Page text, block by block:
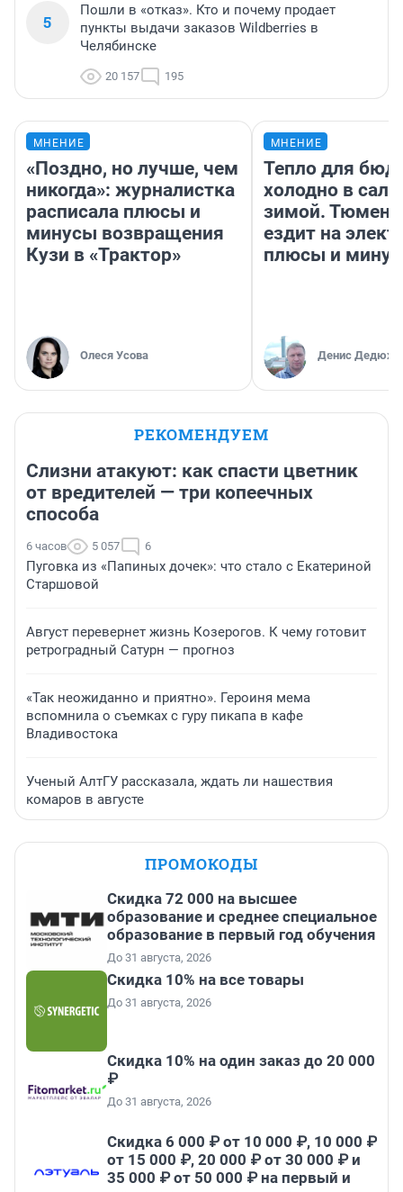
5
Пошли в «отказ». Кто и почему продает
пункты выдачи заказов Wildberries в
Челябинске
20 157 195
МНЕНИЕ
«Поздно, но лучше, чем
никогда»: журналистка
расписала плюсы и
минусы возвращения
Кузи в «Трактор»
Олеся Усова
МНЕНИЕ
Тепло для
холодно в
зимой.
ездит на
плюсы и
Денис
РЕКОМЕНДУЕМ
Слизни атакуют: как спасти цветник
от вредителей — три копеечных
способа
6 часов 5 057 6
Пуговка из «Папиных дочек»: что стало с Екатериной
Старшовой
Август перевернет жизнь Козерогов. К чему готовит
ретроградный Сатурн — прогноз
«Так неожиданно и приятно». Героиня мема
вспомнила о съемках с гуру пикапа в кафе
Владивостока
Ученый АлтГУ рассказала, ждать ли нашествия
комаров в августе
ПРОМОКОДЫ
Скидка 72 000 на высшее
образование и среднее специальное
образование в первый год обучения
До 31 августа, 2026
Скидка 10% на все товары
До 31 августа, 2026
Скидка 10% на один заказ до 20 000
₽
До 31 августа, 2026
Скидка 6 000 ₽ от 10 000 ₽, 10 000 ₽
от 15 000 ₽, 20 000 ₽ от 30 000 ₽ и
35 000 ₽ от 50 000 ₽ на первый и